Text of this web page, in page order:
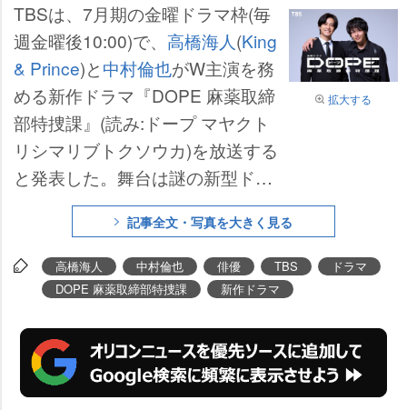
拡大する
TBSは、7月期の金曜ドラマ枠(毎
週金曜後10:00)で、 高橋海人(King
& Prince)と中村倫也がW主演を務
める新作ドラマ『DOPE 麻薬取締
部特捜課』(読み:ドープ マヤクト
リシマリブトクソウカ)を放送する
と発表した。舞台は謎の新型ドラ
ッグ【DOPE】が蔓延する近未来
の日本。正反対の性格を持つ二人
がバディを組み、不可解な事件に
挑むアクション・エンターテイン
記事全文・写真を大きく見る
高橋海人 中村倫也 俳優 TBS
ドラマ
DOPE 麻薬取締部特捜課
新作ドラマ